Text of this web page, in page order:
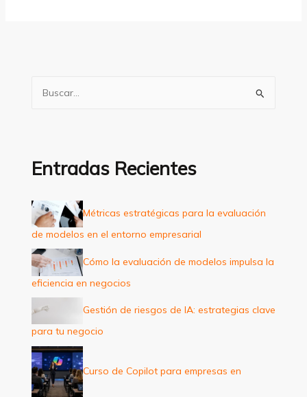
a
p
o
r
:
Entradas Recientes
Métricas estratégicas para la evaluación
de modelos en el entorno empresarial
Cómo la evaluación de modelos impulsa la
eficiencia en negocios
Gestión de riesgos de IA: estrategias clave
para tu negocio
Curso de Copilot para empresas en